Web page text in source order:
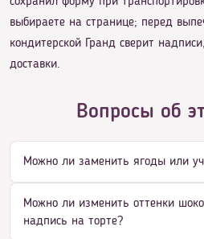
выбираете на странице; перед
кондитерской Гранд сверит
доставки.
Вопросы об
Можно ли заменить ягоды или
Можно ли изменить оттенки
надпись на торте?